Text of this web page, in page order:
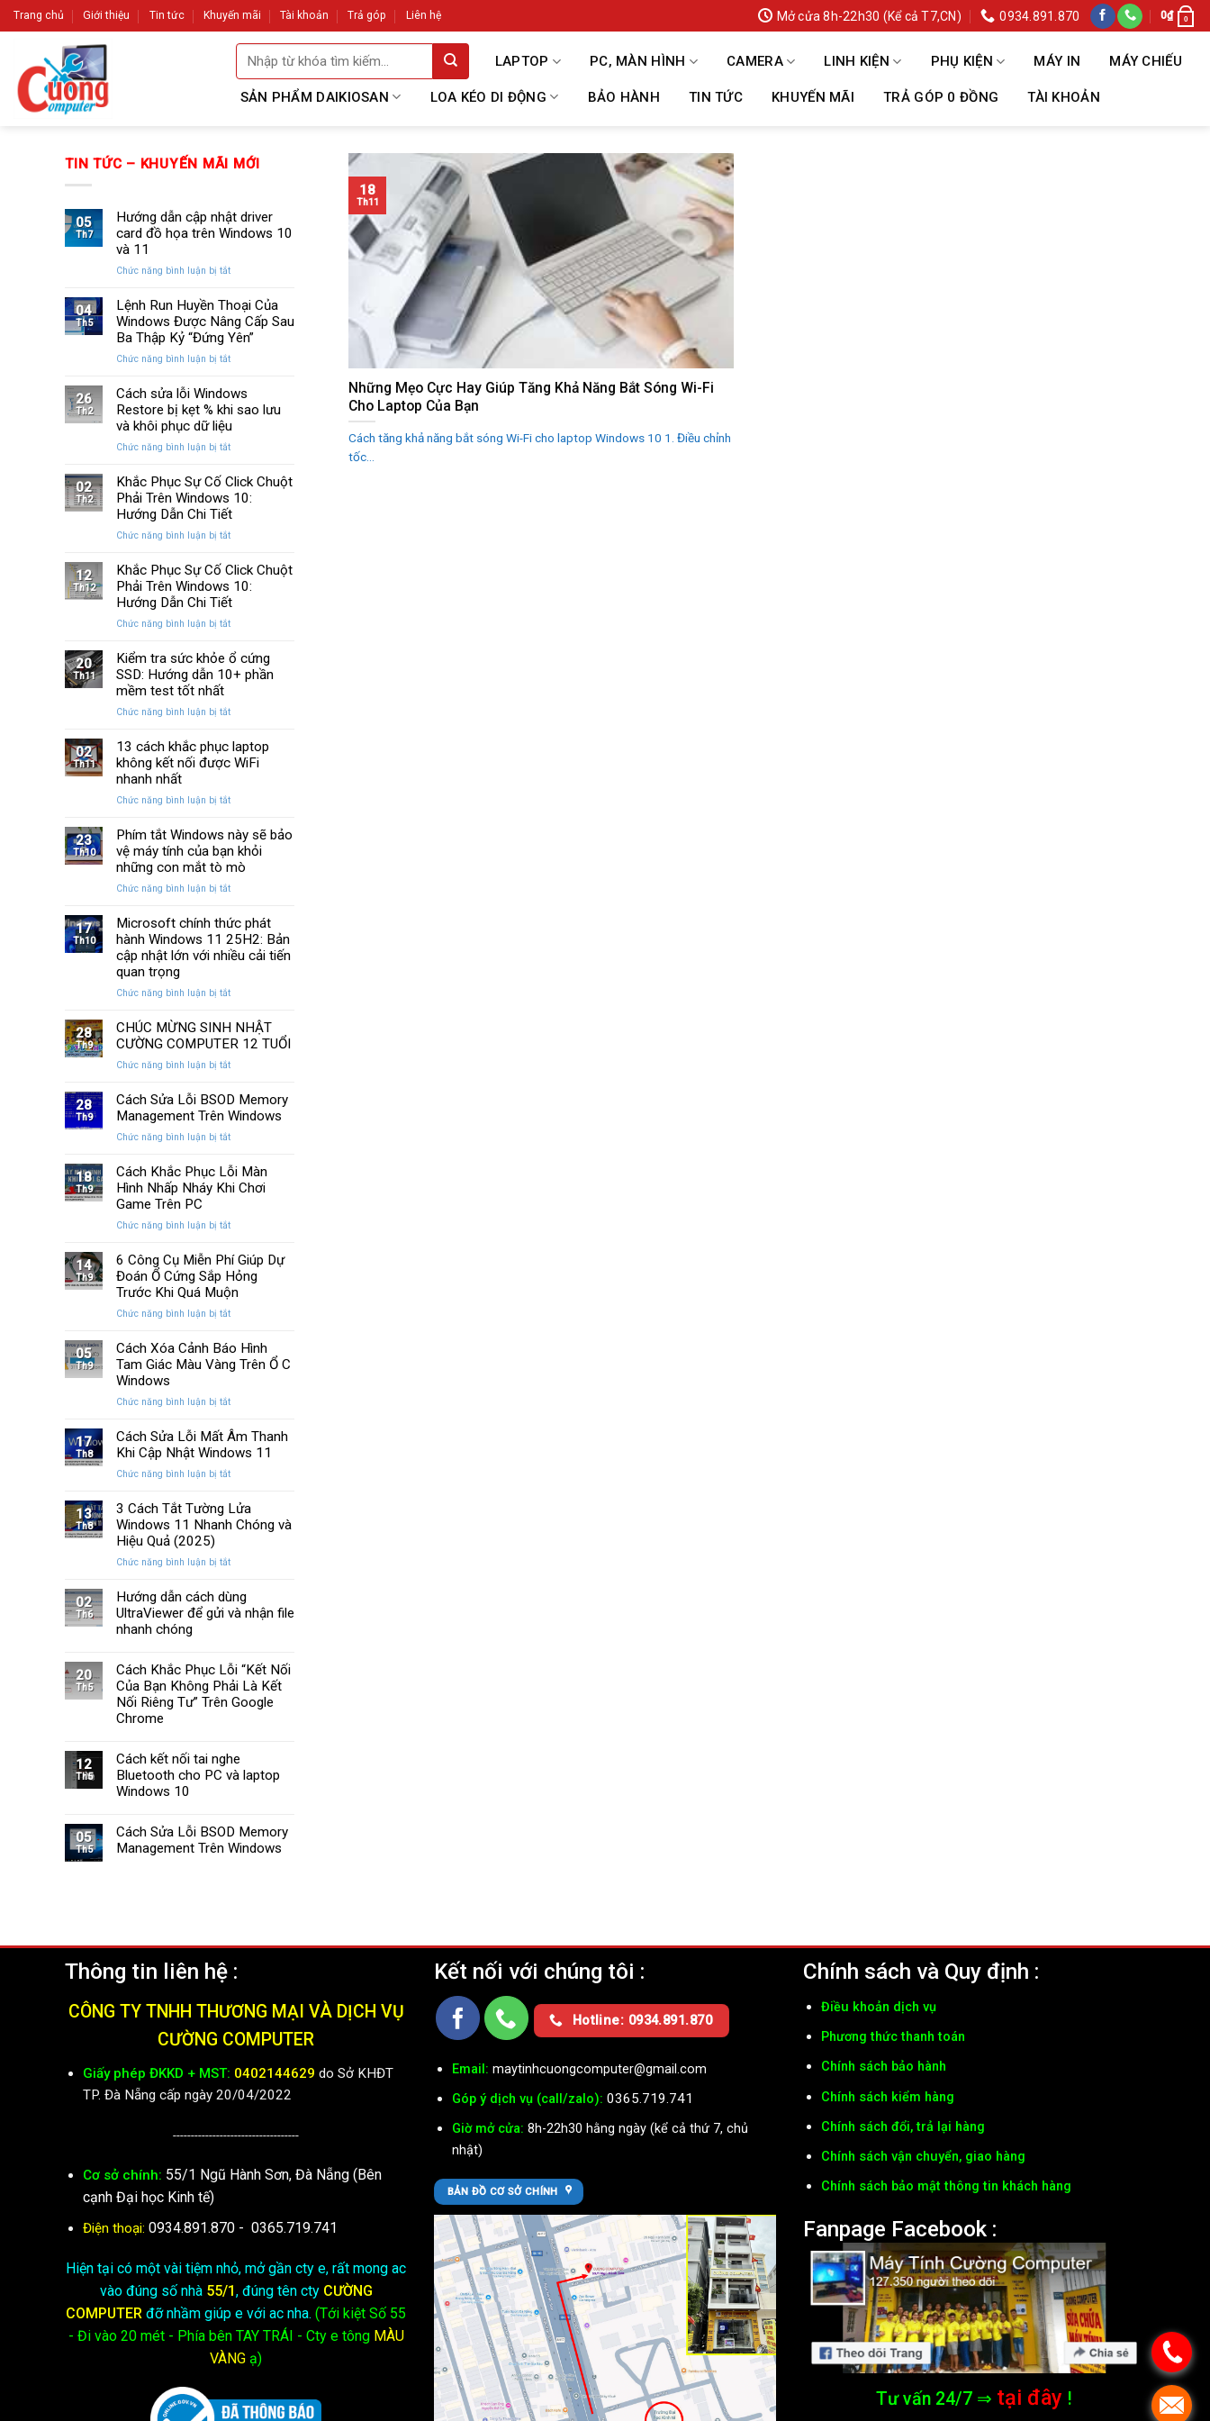
Skip
to
Trang chủ Giới thiệu Tin tức Khuyến mãi Tài khoản Trả góp Liên hệ Mở cửa 8h-22h30 (Kể cả T7,CN) 0934.891.870 0₫ 0
Tìm
kiếm:
LAPTOP PC, MÀN HÌNH CAMERA LINH KIỆN PHỤ KIỆN MÁY IN MÁY CHIẾU
SẢN PHẨM DAIKIOSAN LOA KÉO DI ĐỘNG BẢO HÀNH TIN TỨC KHUYẾN MÃI TRẢ GÓP 0 ĐỒNG TÀI KHOẢN
TIN TỨC – KHUYẾN MÃI MỚI
05
Th7
Hướng dẫn cập nhật driver
card đồ họa trên Windows 10
và 11
Chức năng bình luận bị tắtở
dẫn
cập
nhật
card
họa
trên
Windows
và
04
Th5
Lệnh Run Huyền Thoại Của
Windows Được Nâng Cấp Sau
Ba Thập Kỷ “Đứng Yên”
Chức năng bình luận bị tắtở
Run
Huyền
Windows
Nâng
Cấp
Sau
Thập
“Đứng
Yên”
26
Th2
Cách sửa lỗi Windows
Restore bị kẹt % khi sao lưu
và khôi phục dữ liệu
Chức năng bình luận bị tắtở
sửa
lỗi
Windows
bị
%
khi
sao
và
phục
dữ
02
Th2
Khắc Phục Sự Cố Click Chuột
Phải Trên Windows 10:
Hướng Dẫn Chi Tiết
Chức năng bình luận bị tắtở
Phục
Sự
Cố
Chuột
Trên
Windows
Dẫn
Tiết
12
Th12
Khắc Phục Sự Cố Click Chuột
Phải Trên Windows 10:
Hướng Dẫn Chi Tiết
Chức năng bình luận bị tắtở
Phục
Sự
Chuột
Trên
Windows
Dẫn
Tiết
20
Th11
Kiểm tra sức khỏe ổ cứng
SSD: Hướng dẫn 10+ phần
mềm test tốt nhất
Chức năng bình luận bị tắtở
tra
sức
cứng
Hướng
dẫn
10+
mềm
tốt
nhất
02
Th11
13 cách khắc phục laptop
không kết nối được WiFi
nhanh nhất
Chức năng bình luận bị tắtở
cách
khắc
phục
không
nối
được
WiFi
23
Th10
Phím tắt Windows này sẽ bảo
vệ máy tính của bạn khỏi
những con mắt tò mò
Chức năng bình luận bị tắtở
tắt
Windows
này
sẽ
vệ
tính
của
khỏi
con
mắt
tò
17
Th10
Microsoft chính thức phát
hành Windows 11 25H2: Bản
cập nhật lớn với nhiều cải tiến
quan trọng
Chức năng bình luận bị tắtở
chính
thức
hành
11
25H2:
lớn
với
cải
quan
trọng
28
Th9
CHÚC MỪNG SINH NHẬT
CƯỜNG COMPUTER 12 TUỔI
Chức năng bình luận bị tắtở
MỪNG
SINH
CƯỜNG
12
TUỔI
28
Th9
Cách Sửa Lỗi BSOD Memory
Management Trên Windows
Chức năng bình luận bị tắtở
Sửa
Lỗi
Management
Windows
18
Th9
Cách Khắc Phục Lỗi Màn
Hình Nhấp Nháy Khi Chơi
Game Trên PC
Chức năng bình luận bị tắtở
Khắc
Phục
Hình
Nháy
Khi
Trên
14
Th9
6 Công Cụ Miễn Phí Giúp Dự
Đoán Ổ Cứng Sắp Hỏng
Trước Khi Quá Muộn
Chức năng bình luận bị tắtở
Công
Cụ
Miễn
Giúp
Đoán
Ổ
Trước
Khi
Muộn
05
Th9
Cách Xóa Cảnh Báo Hình
Tam Giác Màu Vàng Trên Ổ C
Windows
Chức năng bình luận bị tắtở
Xóa
Hình
Giác
Màu
Windows
17
Th8
Cách Sửa Lỗi Mất Âm Thanh
Khi Cập Nhật Windows 11
Chức năng bình luận bị tắtở
Sửa
Lỗi
Thanh
Cập
Nhật
13
Th8
3 Cách Tắt Tường Lửa
Windows 11 Nhanh Chóng và
Hiệu Quả (2025)
Chức năng bình luận bị tắtở
Cách
Tắt
11
Nhanh
Chóng
(2025)
02
Th6
Hướng dẫn cách dùng
UltraViewer để gửi và nhận file
nhanh chóng
20
Th5
Cách Khắc Phục Lỗi “Kết Nối
Của Bạn Không Phải Là Kết
Nối Riêng Tư” Trên Google
Chrome
12
Th5
Cách kết nối tai nghe
Bluetooth cho PC và laptop
Windows 10
05
Th5
Cách Sửa Lỗi BSOD Memory
Management Trên Windows
Những Mẹo Cực Hay Giúp Tăng Khả Năng Bắt Sóng Wi-Fi
Cho Laptop Của Bạn
Cách tăng khả năng bắt sóng Wi-Fi cho laptop Windows 10 1. Điều chỉnh
tốc...
18
Th11
Thông tin liên hệ :
CÔNG TY TNHH THƯƠNG MẠI VÀ DỊCH VỤ
CƯỜNG COMPUTER
Giấy phép ĐKKD + MST: 0402144629 do Sở KHĐT
TP. Đà Nẵng cấp ngày 20/04/2022
-----------------------------------
Cơ sở chính: 55/1 Ngũ Hành Sơn, Đà Nẵng (Bên
cạnh Đại học Kinh tế)
Điện thoại: 0934.891.870 - 0365.719.741
Hiện tại có một vài tiệm nhỏ, mở gần cty e, rất mong ac
vào đúng số nhà 55/1, đúng tên cty CƯỜNG
COMPUTER đỡ nhầm giúp e với ac nha. (Tới kiệt Số 55
- Đi vào 20 mét - Phía bên TAY TRÁI - Cty e tôngMÀU
VÀNG ạ)
Kết nối với chúng tôi :
Hotline: 0934.891.870
Email: maytinhcuongcomputer@gmail.com
Góp ý dịch vụ (call/zalo): 0365.719.741
Giờ mở cửa: 8h-22h30 hằng ngày (kể cả thứ 7, chủ
nhật)
BẢN ĐỒ CƠ SỞ CHÍNH
Chính sách và Quy định :
Điều khoản dịch vụ
Phương thức thanh toán
Chính sách bảo hành
Chính sách kiểm hàng
Chính sách đổi, trả lại hàng
Chính sách vận chuyển, giao hàng
Chính sách bảo mật thông tin khách hàng
Fanpage Facebook :
Tư vấn 24/7 ⇒ tại đây !